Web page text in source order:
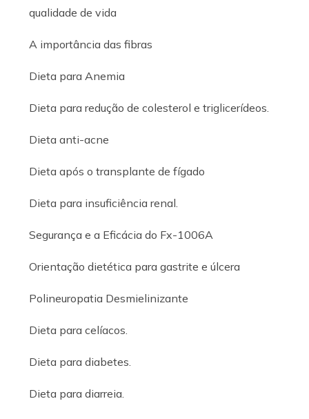
qualidade de vida
A importância das fibras
Dieta para Anemia
Dieta para redução de colesterol e triglicerídeos.
Dieta anti-acne
Dieta após o transplante de fígado
Dieta para insuficiência renal.
Segurança e a Eficácia do Fx-1006A
Orientação dietética para gastrite e úlcera
Polineuropatia Desmielinizante
Dieta para celíacos.
Dieta para diabetes.
Dieta para diarreia.